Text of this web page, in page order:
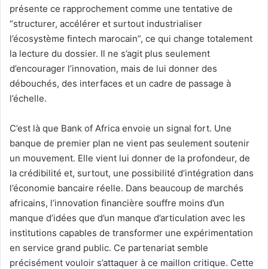
présente ce rapprochement comme une tentative de
“structurer, accélérer et surtout industrialiser
l’écosystème fintech marocain”, ce qui change totalement
la lecture du dossier. Il ne s’agit plus seulement
d’encourager l’innovation, mais de lui donner des
débouchés, des interfaces et un cadre de passage à
l’échelle.
C’est là que Bank of Africa envoie un signal fort. Une
banque de premier plan ne vient pas seulement soutenir
un mouvement. Elle vient lui donner de la profondeur, de
la crédibilité et, surtout, une possibilité d’intégration dans
l’économie bancaire réelle. Dans beaucoup de marchés
africains, l’innovation financière souffre moins d’un
manque d’idées que d’un manque d’articulation avec les
institutions capables de transformer une expérimentation
en service grand public. Ce partenariat semble
précisément vouloir s’attaquer à ce maillon critique. Cette